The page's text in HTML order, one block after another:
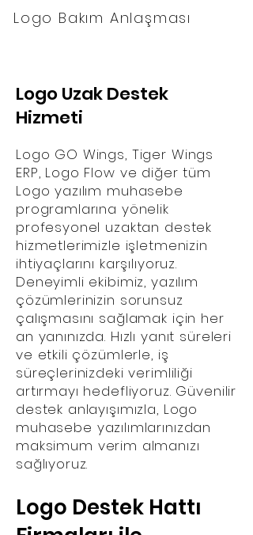
Logo Bakım Anlaşması
Logo Uzak Destek
Hizmeti
Logo GO Wings, Tiger Wings
ERP, Logo Flow ve diğer tüm
Logo yazılım muhasebe
programlarına yönelik
profesyonel uzaktan destek
hizmetlerimizle işletmenizin
ihtiyaçlarını karşılıyoruz.
Deneyimli ekibimiz, yazılım
çözümlerinizin sorunsuz
çalışmasını sağlamak için her
an yanınızda. Hızlı yanıt süreleri
ve etkili çözümlerle, iş
süreçlerinizdeki verimliliği
artırmayı hedefliyoruz. Güvenilir
destek anlayışımızla, Logo
muhasebe yazılımlarınızdan
maksimum verim almanızı
sağlıyoruz.
Logo Destek Hattı